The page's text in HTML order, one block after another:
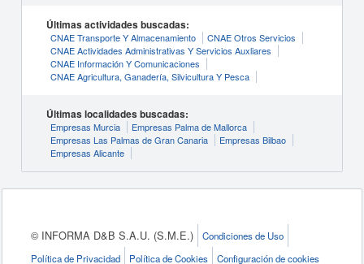
Últimas actividades buscadas:
CNAE Transporte Y Almacenamiento
CNAE Otros Servicios
CNAE Actividades Administrativas Y Servicios Auxliares
CNAE Información Y Comunicaciones
CNAE Agricultura, Ganadería, Silvicultura Y Pesca
Últimas localidades buscadas:
Empresas Murcia
Empresas Palma de Mallorca
Empresas Las Palmas de Gran Canaria
Empresas Bilbao
Empresas Alicante
© INFORMA D&B S.A.U. (S.M.E.)
Condiciones de Uso
Política de Privacidad
Política de Cookies Configuración de cookies